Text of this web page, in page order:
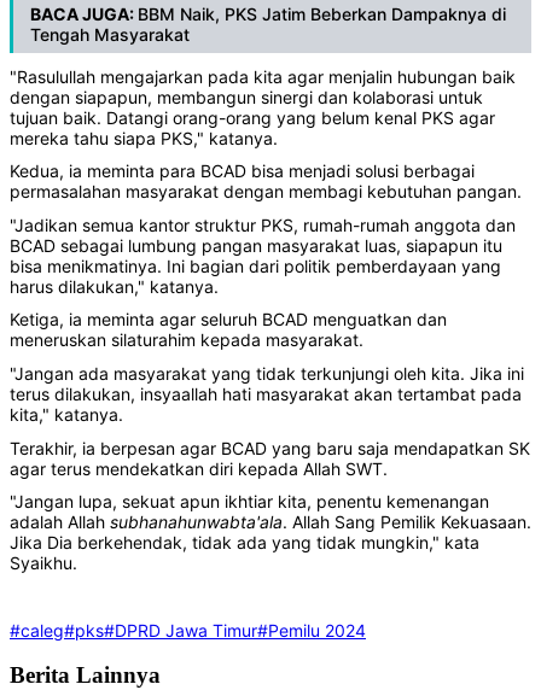
BACA JUGA: BBM Naik, PKS Jatim Beberkan Dampaknya di
Tengah Masyarakat
"Rasulullah mengajarkan pada kita agar menjalin hubungan baik
dengan siapapun, membangun sinergi dan kolaborasi untuk
tujuan baik. Datangi orang-orang yang belum kenal PKS agar
mereka tahu siapa PKS," katanya.
Kedua, ia meminta para BCAD bisa menjadi solusi berbagai
permasalahan masyarakat dengan membagi kebutuhan pangan.
"Jadikan semua kantor struktur PKS, rumah-rumah anggota dan
BCAD sebagai lumbung pangan masyarakat luas, siapapun itu
bisa menikmatinya. Ini bagian dari politik pemberdayaan yang
harus dilakukan," katanya.
Ketiga, ia meminta agar seluruh BCAD menguatkan dan
meneruskan silaturahim kepada masyarakat.
"Jangan ada masyarakat yang tidak terkunjungi oleh kita. Jika ini
terus dilakukan, insyaallah hati masyarakat akan tertambat pada
kita," katanya.
Terakhir, ia berpesan agar BCAD yang baru saja mendapatkan SK
agar terus mendekatkan diri kepada Allah SWT.
"Jangan lupa, sekuat apun ikhtiar kita, penentu kemenangan
adalah Allah subhanahunwabta'ala. Allah Sang Pemilik Kekuasaan.
Jika Dia berkehendak, tidak ada yang tidak mungkin," kata
Syaikhu.
#caleg#pks#DPRD Jawa Timur#Pemilu 2024
Berita Lainnya